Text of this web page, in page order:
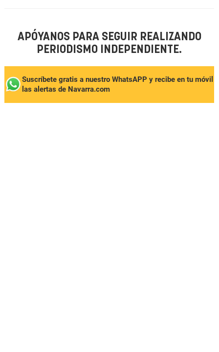
APÓYANOS PARA SEGUIR REALIZANDO
PERIODISMO INDEPENDIENTE.
Suscríbete gratis a nuestro WhatsAPP y recibe en tu móvil
las alertas de Navarra.com